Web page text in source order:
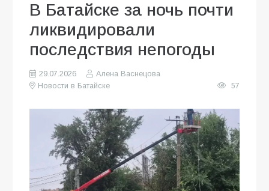
В Батайске за ночь почти
ликвидировали
последствия непогоды
29.07.2026
Алена Васнецова
Новости в Батайске
57